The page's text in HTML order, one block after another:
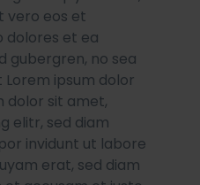
vero eos et
dolores et ea
gubergren, no sea
ipsum dolor
dolor sit amet,
elitr, sed diam
invidunt ut labore
erat, sed diam